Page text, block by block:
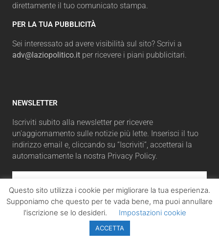
direttamente il tuo comunicato stampa.
PER LA TUA PUBBLICITÀ
Sei interessato ad avere visibilità sul sito? Scrivi a
adv@laziopolitico.it per ricevere i piani pubblicitari.
NEWSLETTER
Iscriviti subito alla newsletter per ricevere
un'aggiornamento sulle notizie più lette. Inserisci il tuo
indirizzo email e, cliccando su “Iscriviti”, accetterai la
automaticamente la nostra Privacy Policy.
ISCRIVITI
Questo sito utilizza i cookie per migliorare la tua esperienza.
Supponiamo che questo per te vada bene, ma puoi annullare
l'iscrizione se lo desideri.
Impostazioni cookie
ACCETTA